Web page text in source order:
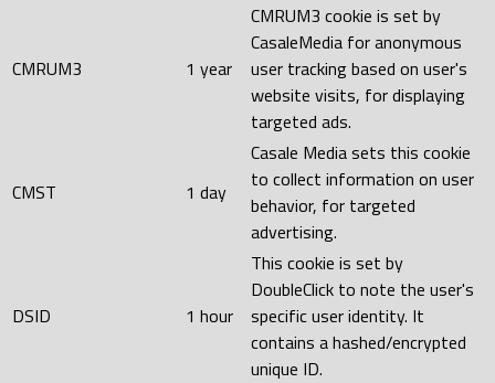
CMRUM3 1 year
CMRUM3 cookie is set by
CasaleMedia for anonymous
user tracking based on user's
website visits, for displaying
targeted ads.
CMST 1 day
Casale Media sets this cookie
to collect information on user
behavior, for targeted
advertising.
DSID 1 hour
This cookie is set by
DoubleClick to note the user's
specific user identity. It
contains a hashed/encrypted
unique ID.